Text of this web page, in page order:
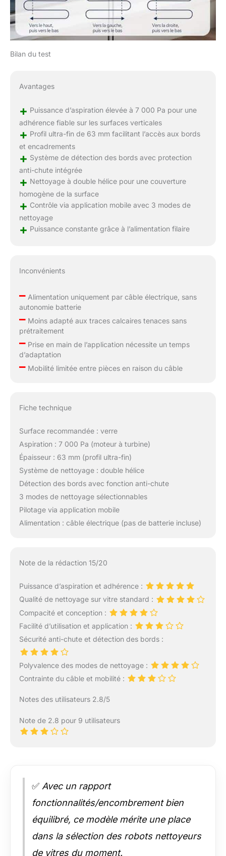
Bilan du test
Avantages
+ Puissance d’aspiration élevée à 7 000 Pa pour une
adhérence fiable sur les surfaces verticales
+ Profil ultra-fin de 63 mm facilitant l’accès aux bords
et encadrements
+ Système de détection des bords avec protection
anti-chute intégrée
+ Nettoyage à double hélice pour une couverture
homogène de la surface
+ Contrôle via application mobile avec 3 modes de
nettoyage
+ Puissance constante grâce à l’alimentation filaire
Inconvénients
–Alimentation uniquement par câble électrique, sans
autonomie batterie
–Moins adapté aux traces calcaires tenaces sans
prétraitement
–Prise en main de l’application nécessite un temps
d’adaptation
–Mobilité limitée entre pièces en raison du câble
Fiche technique
Surface recommandée : verre
Aspiration : 7 000 Pa (moteur à turbine)
Épaisseur : 63 mm (profil ultra-fin)
Système de nettoyage : double hélice
Détection des bords avec fonction anti-chute
3 modes de nettoyage sélectionnables
Pilotage via application mobile
Alimentation : câble électrique (pas de batterie incluse)
Note de la rédaction 15/20
Puissance d’aspiration et adhérence :
Qualité de nettoyage sur vitre standard :
Compacité et conception :
Facilité d’utilisation et application :
Sécurité anti-chute et détection des bords :
Polyvalence des modes de nettoyage :
Contrainte du câble et mobilité :
Notes des utilisateurs 2.8/5
Note de 2.8 pour 9 utilisateurs
✅ Avec un rapport
fonctionnalités/encombrement bien
équilibré, ce modèle mérite une place
dans la sélection des robots nettoyeurs
de vitres du moment.